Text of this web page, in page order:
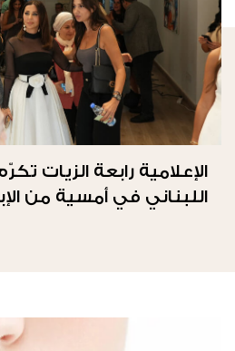
الإعلامية رابعة الزيات
اللبناني في أمسية من